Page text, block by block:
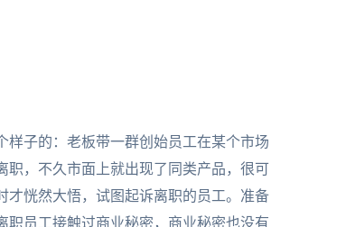
子的：老板带一群创始员工在某个市场
，不久市面上就出现了同类产品，很可
恍然大悟，试图起诉离职的员工。准备